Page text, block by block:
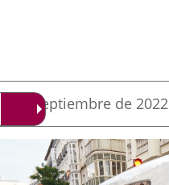
Fecha
la
noticia
9 de septiembre de 2022